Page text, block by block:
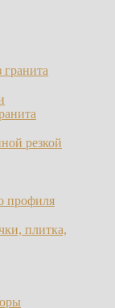
резкой
профиля
плитка,